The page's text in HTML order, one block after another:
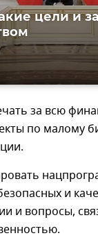
цели и
за всю
по малому
и
и вопросы,